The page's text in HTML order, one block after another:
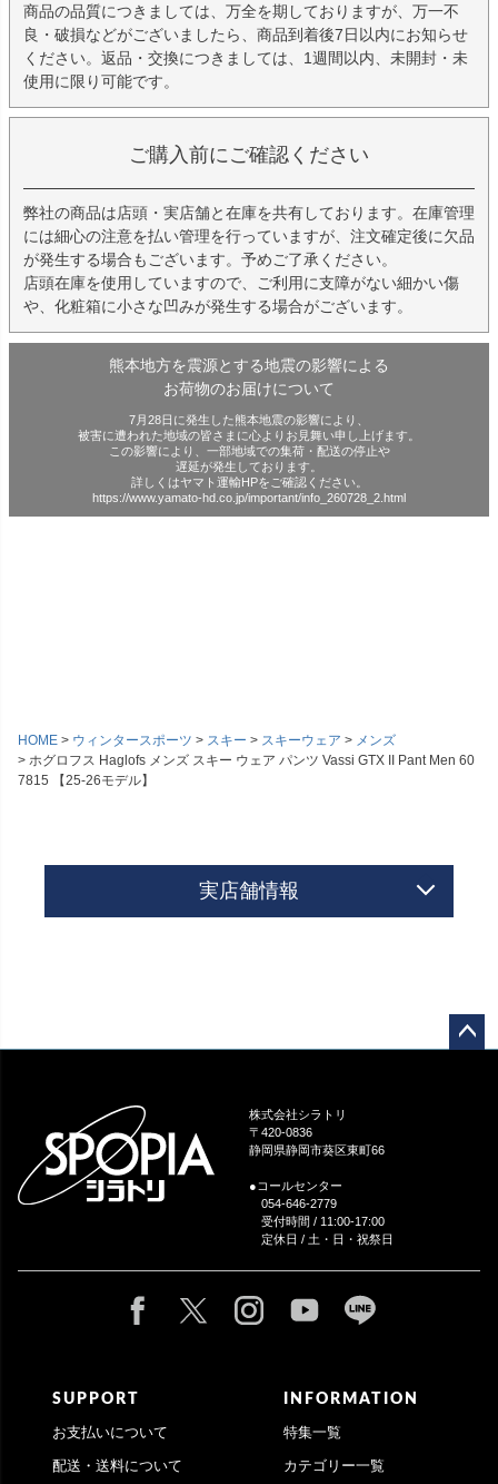
商品の品質につきましては、万全を期しておりますが、万一不
良・破損などがございましたら、商品到着後7日以内にお知らせ
ください。返品・交換につきましては、1週間以内、未開封・未
使用に限り可能です。
ご購入前にご確認ください
弊社の商品は店頭・実店舗と在庫を共有しております。在庫管理
には細心の注意を払い管理を行っていますが、注文確定後に欠品
が発生する場合もございます。予めご了承ください。
店頭在庫を使用していますので、ご利用に支障がない細かい傷
や、化粧箱に小さな凹みが発生する場合がございます。
熊本地方を震源とする地震の影響による
お荷物のお届けについて
7月28日に発生した熊本地震の影響により、
被害に遭われた地域の皆さまに心よりお見舞い申し上げます。
この影響により、一部地域での集荷・配送の停止や
遅延が発生しております。
詳しくはヤマト運輸HPをご確認ください。
https://www.yamato-hd.co.jp/important/info_260728_2.html
HOME ウィンタースポーツ スキー スキーウェア
メンズ
ホグロフス Haglofs メンズ スキー ウェア パンツ Vassi GTX II Pant Men 60
7815 【25-26モデル】
実店舗情報
株式会社シラトリ
〒420-0836
静岡県静岡市葵区東町66
●コールセンター
054-646-2779
受付時間 / 11:00-17:00
定休日 / 土・日・祝祭日
SUPPORT
お支払いについて
配送・送料について
INFORMATION
特集一覧
カテゴリー一覧